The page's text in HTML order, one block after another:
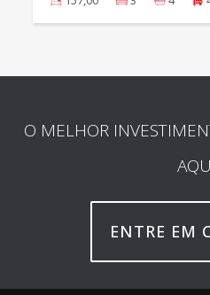
O MELHOR
ENTRE EM